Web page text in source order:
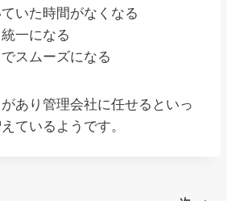
いた時間がなくなる
一になる
スムーズになる
あり管理会社に任せるといっ
ているようです。